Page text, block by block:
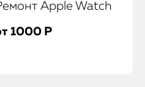
Apple Watch
1000 Р